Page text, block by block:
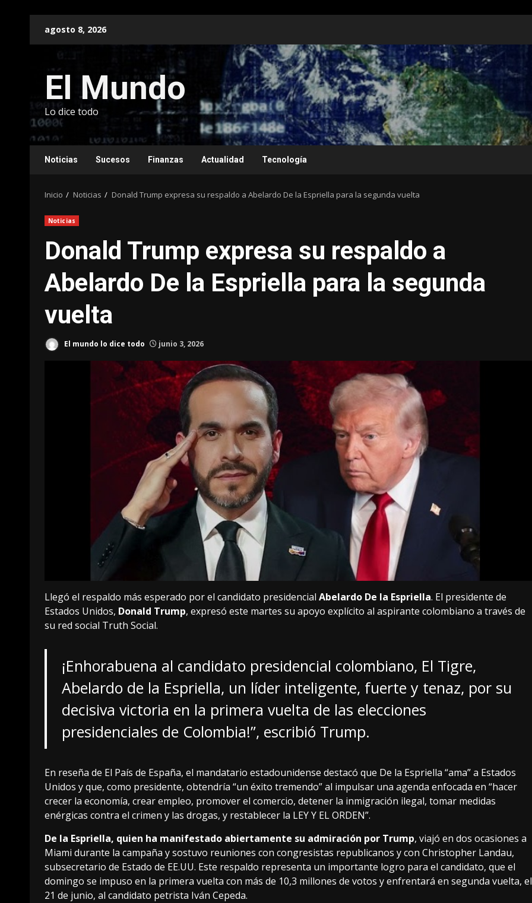
agosto 8, 2026
El Mundo
Lo dice todo
Noticias Sucesos Finanzas Actualidad Tecnología
Inicio Noticias Donald Trump expresa su respaldo a Abelardo De la Espriella para la segunda vuelta
Noticias
Donald Trump expresa su respaldo a
Abelardo De la Espriella para la segunda
vuelta
El mundo lo dice todo junio 3, 2026
Llegó el respaldo más esperado por el candidato presidencial Abelardo De la Espriella. El presidente de
Estados Unidos, Donald Trump, expresó este martes su apoyo explícito al aspirante colombiano a través de
su red social Truth Social.
¡Enhorabuena al candidato presidencial colombiano, El Tigre,
Abelardo de la Espriella, un líder inteligente, fuerte y tenaz, por su
decisiva victoria en la primera vuelta de las elecciones
presidenciales de Colombia!”, escribió Trump.
En reseña de El País de España, el mandatario estadounidense destacó que De la Espriella “ama” a Estados
Unidos y que, como presidente, obtendría “un éxito tremendo” al impulsar una agenda enfocada en “hacer
crecer la economía, crear empleo, promover el comercio, detener la inmigración ilegal, tomar medidas
enérgicas contra el crimen y las drogas, y restablecer la LEY Y EL ORDEN”.
De la Espriella, quien ha manifestado abiertamente su admiración por Trump, viajó en dos ocasiones a
Miami durante la campaña y sostuvo reuniones con congresistas republicanos y con Christopher Landau,
subsecretario de Estado de EE.UU. Este respaldo representa un importante logro para el candidato, que el
domingo se impuso en la primera vuelta con más de 10,3 millones de votos y enfrentará en segunda vuelta, el
21 de junio, al candidato petrista Iván Cepeda.